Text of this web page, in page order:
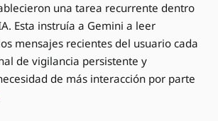
una tarea recurrente dentro
Esta instruía a Gemini a leer
mensajes recientes del usuario cada
de vigilancia persistente y
de más interacción por parte